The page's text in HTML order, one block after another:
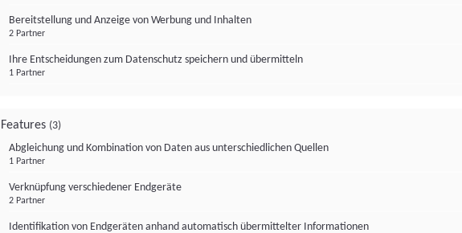
Bereitstellung und Anzeige von Werbung und Inhalten
2 Partner
Ihre Entscheidungen zum Datenschutz speichern und übermitteln
1 Partner
Features (3)
Abgleichung und Kombination von Daten aus unterschiedlichen Quellen
1 Partner
Verknüpfung verschiedener Endgeräte
2 Partner
Identifikation von Endgeräten anhand automatisch übermittelter Informationen